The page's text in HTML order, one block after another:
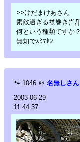
>>けだまけあさん
素敵過ぎる襟巻き
何という種類ですか？
無知でｽﾐﾏｾﾝ
🐾 1046 ＠ 名無しさん
2003-06-29
11:44:37